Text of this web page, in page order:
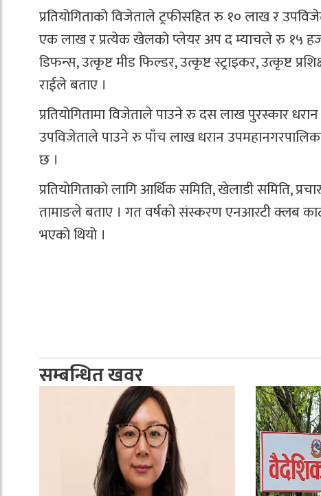
प्रतियोगिताको विजेताले ट्रफीसहित रु १० लाख र
एक लाख र प्रत्येक खेलको प्लेयर अप द म्याचले रु १५
डिफन्स, उत्कृष्ट मीड फिल्डर, उत्कृष्ट स्ट्राइकर, उत्कृष्ट
राईले बताए ।
प्रतियोगितामा विजेताले पाउने रु दस लाख पुरस्कार
उपविजेताले पाउने रु पाँच लाख धरान
छ ।
प्रतियोगिताको लागि आर्थिक समिति, खेलाडी समिति,
तामाङले बताए । गत वर्षको संस्करण एनआरटी क्लब
भएको थियो ।
सम्बन्धित खवर